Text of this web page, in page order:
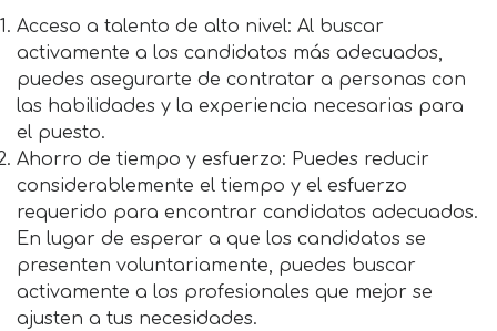
Acceso a talento de alto nivel: Al buscar
activamente a los candidatos más adecuados,
puedes asegurarte de contratar a personas con
las habilidades y la experiencia necesarias para
el puesto.
Ahorro de tiempo y esfuerzo: Puedes reducir
considerablemente el tiempo y el esfuerzo
requerido para encontrar candidatos adecuados.
En lugar de esperar a que los candidatos se
presenten voluntariamente, puedes buscar
activamente a los profesionales que mejor se
ajusten a tus necesidades.